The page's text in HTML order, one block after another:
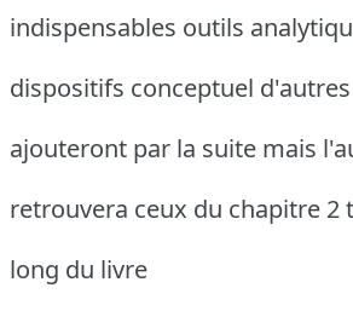
indispensables outils
dispositifs conceptuel
ajouteront par la suite mais
retrouvera ceux du chapitre 2
long du livre